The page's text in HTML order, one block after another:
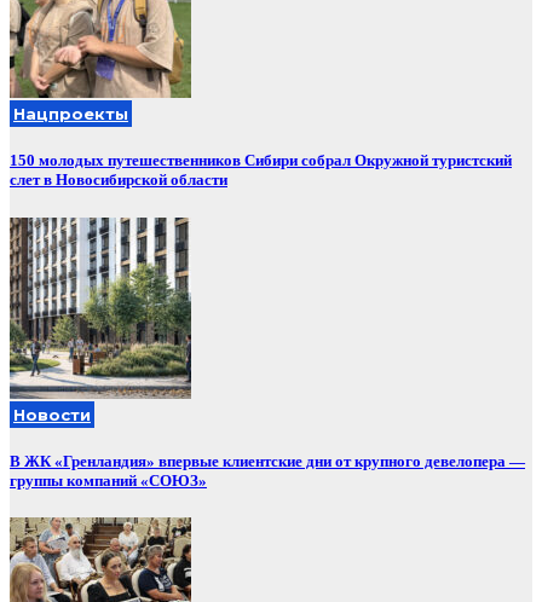
Нацпроекты
150 молодых путешественников Сибири собрал Окружной туристский
слет в Новосибирской области
Новости
В ЖК «Гренландия» впервые клиентские дни от крупного девелопера —
группы компаний «СОЮЗ»